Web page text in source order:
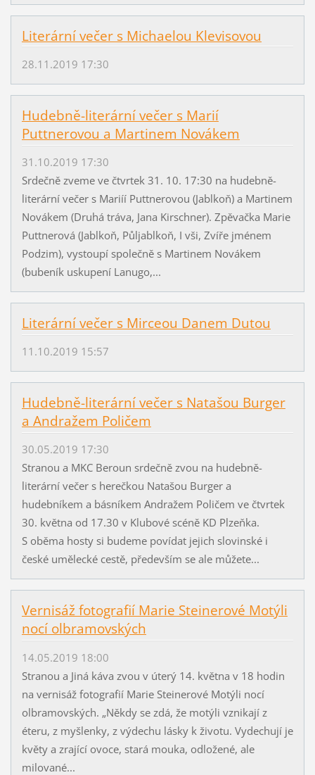
Literární večer s Michaelou Klevisovou
28.11.2019 17:30
Hudebně-literární večer s Marií
Puttnerovou a Martinem Novákem
31.10.2019 17:30
Srdečně zveme ve čtvrtek 31. 10. 17:30 na hudebně-
literární večer s Mariíí Puttnerovou (Jablkoň) a Martinem
Novákem (Druhá tráva, Jana Kirschner). Zpěvačka Marie
Puttnerová (Jablkoň, Půljablkoň, I vši, Zvíře jménem
Podzim), vystoupí společně s Martinem Novákem
(bubeník uskupení Lanugo,...
Literární večer s Mirceou Danem Dutou
11.10.2019 15:57
Hudebně-literární večer s Natašou Burger
a Andražem Poličem
30.05.2019 17:30
Stranou a MKC Beroun srdečně zvou na hudebně-
literární večer s herečkou Natašou Burger a
hudebníkem a básníkem Andražem Poličem ve čtvrtek
30. května od 17.30 v Klubové scéně KD Plzeňka.
S oběma hosty si budeme povídat jejich slovinské i
české umělecké cestě, především se ale můžete...
Vernisáž fotografií Marie Steinerové Motýli
nocí olbramovských
14.05.2019 18:00
Stranou a Jiná káva zvou v úterý 14. května v 18 hodin
na vernisáž fotografií Marie Steinerové Motýli nocí
olbramovských. „Někdy se zdá, že motýli vznikají z
éteru, z myšlenky, z výdechu lásky k životu. Vydechují je
květy a zrající ovoce, stará mouka, odložené, ale
milované...